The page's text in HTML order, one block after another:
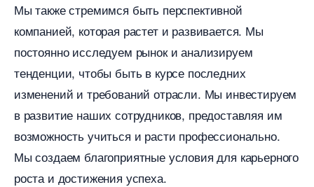
Мы также стремимся быть перспективной
компанией, которая растет и развивается. Мы
постоянно исследуем рынок и анализируем
тенденции, чтобы быть в курсе последних
изменений и требований отрасли. Мы инвестируем
развитие наших сотрудников, предоставляя им
озможность учиться и расти профессионально.
Мы создаем благоприятные условия для карьерного
роста и достижения успеха.